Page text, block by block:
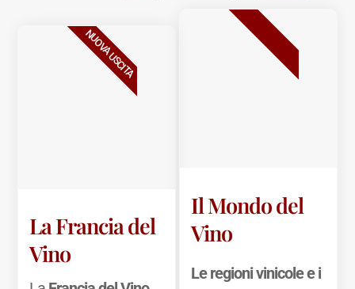
La Francia del
Vino
NUOVA USCITA
Il Mondo del
Vino
Le regioni vinicole e i
BESTSELLER